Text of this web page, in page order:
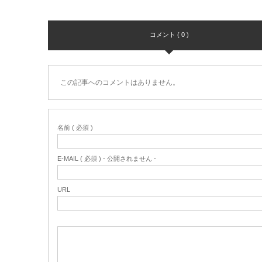
コメント ( 0 )
この記事へのコメントはありません。
名前 ( 必須 )
E-MAIL ( 必須 ) - 公開されません -
URL